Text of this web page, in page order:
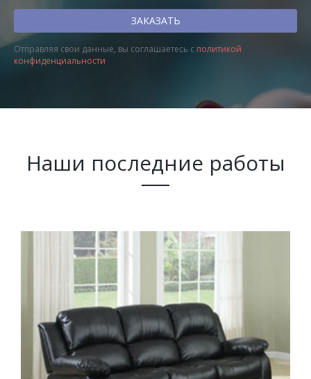
Отправляя свои данные, вы соглашаетесь с политикой
конфиденциальности
Наши последние работы